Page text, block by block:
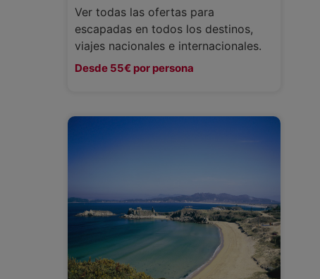
Ver todas las ofertas para
escapadas en todos los destinos,
viajes nacionales e internacionales.
Desde 55€ por persona